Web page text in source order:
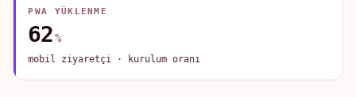
PWA YÜKLENME
62%
mobil ziyaretçi · kurulum oranı